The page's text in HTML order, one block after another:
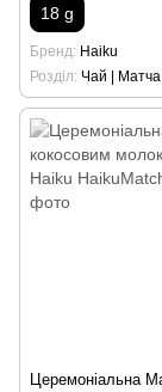
18 g
Бренд Haiku
Розділ Чай |
Церемоніальна